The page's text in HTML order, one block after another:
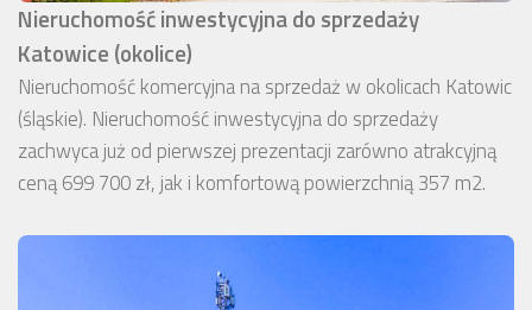
Nieruchomość inwestycyjna do sprzedaży
Katowice (okolice)
Nieruchomość komercyjna na sprzedaż w okolicach Katowic
(śląskie). Nieruchomość inwestycyjna do sprzedaży
zachwyca już od pierwszej prezentacji zarówno atrakcyjną
ceną 699 700 zł, jak i komfortową powierzchnią 357 m2.